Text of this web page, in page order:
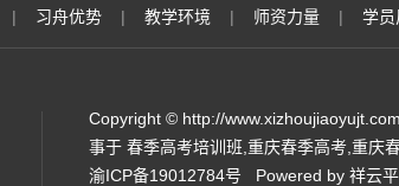
| 习舟优势 | 教学环境 | 师资力量 | 学员
Copyright © http://
事于 春季高考培训班 重庆春季高考 重庆
渝ICP备19012784号 Powered by 祥云